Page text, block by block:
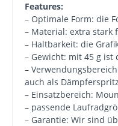
Features:
– Optimale Form: die
– Material: extra stark
– Haltbarkeit: die
– Gewicht: mit 45 g
–
auch als
– Einsatzbereich:
– passende
– Garantie: Wir sind